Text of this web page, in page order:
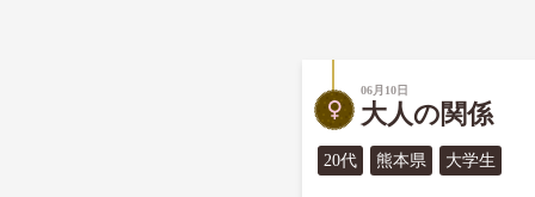
06月10日
大人の関係
20代 熊本県 大学生